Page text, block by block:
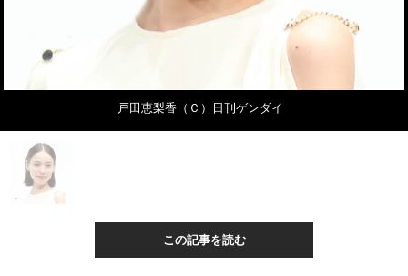
戸田恵梨香（Ｃ）日刊ゲンダイ
この記事を読む